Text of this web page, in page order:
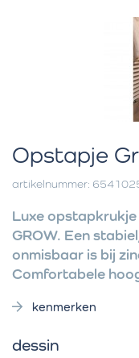
Opstapje
artikelnummer:
Luxe
GROW. Een
onmisbaar is bij
Comfortabele
kenmerken
dessin